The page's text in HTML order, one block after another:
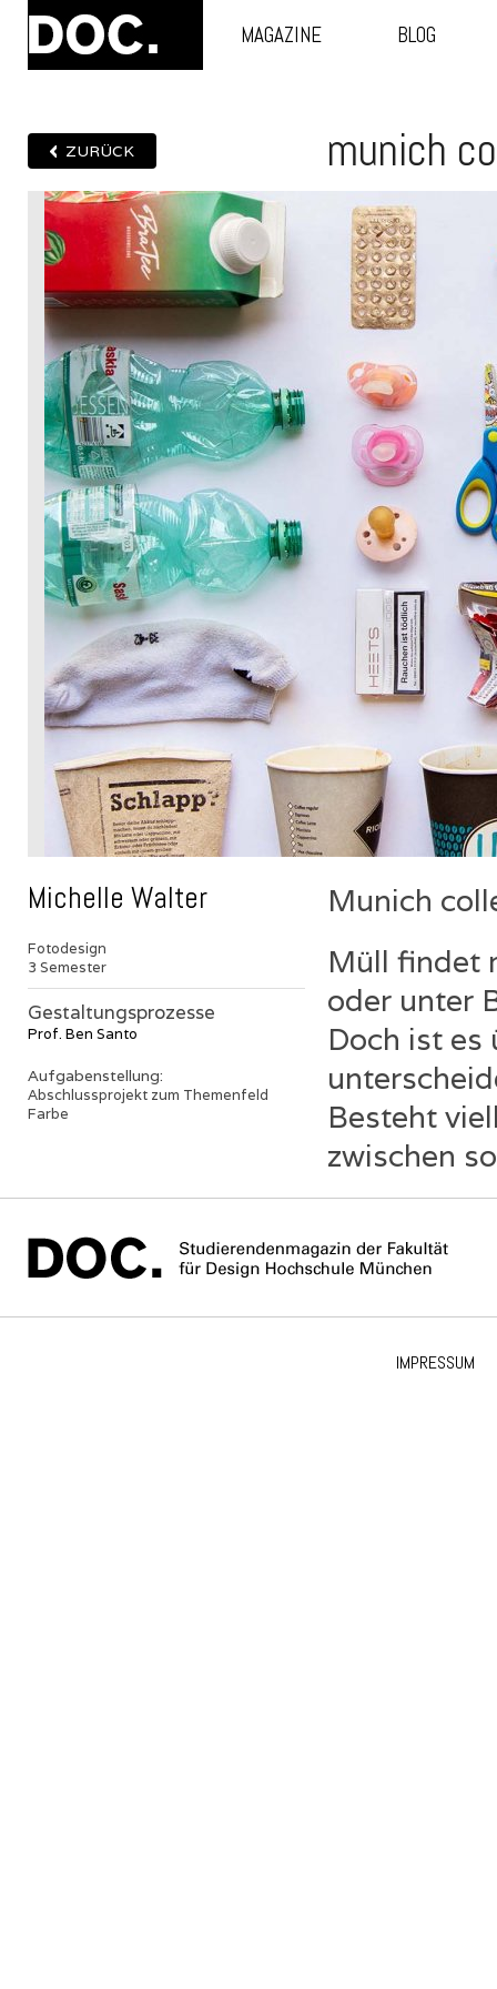
MAGAZINE BLOG
ZURÜCK munich
Michelle Walter
Fotodesign
3 Semester
Gestaltungsprozesse
Prof. Ben Santo
Aufgabenstellung:
Abschlussprojekt zum Themenfeld
Farbe
Munich
Müll findet
oder unter
Doch ist es
Besteht
zwischen
IMPRESSUM